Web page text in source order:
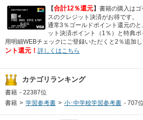
【合計12％還元】 書籍の購入は
スのクレジット決済がお得です。
通常3％ゴールドポイント還元の
ット決済ポイント（1％）と特典
用明細WEBチェックにご登録いただくと2％追加
ント還元！ 詳しくはこちら
カテゴリランキング
書籍 - 22387位
書籍 > 学習参考書 > 小･中学校学習参考書 - 707位